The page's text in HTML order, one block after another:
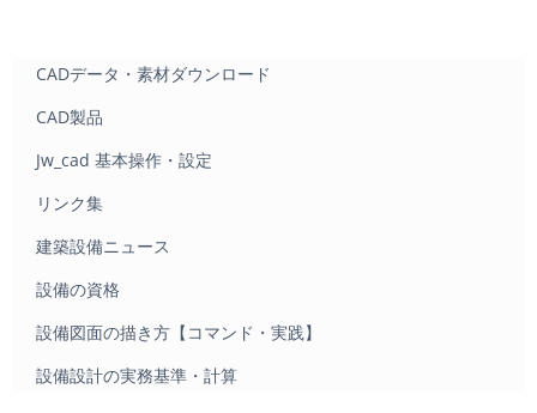
CADデータ・素材ダウンロード
CAD製品
Jw_cad 基本操作・設定
リンク集
建築設備ニュース
設備の資格
設備図面の描き方【コマンド・実践】
設備設計の実務基準・計算